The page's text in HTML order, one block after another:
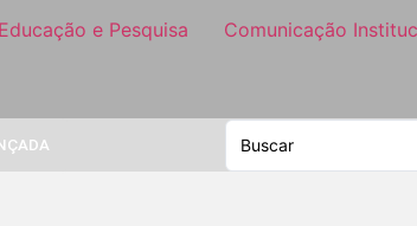
Educação e Pesquisa Comunicação